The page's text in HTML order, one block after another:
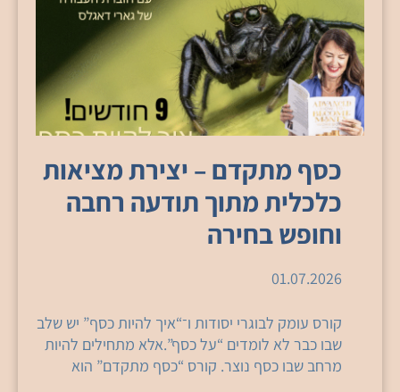
כסף מתקדם – יצירת מציאות
כלכלית מתוך תודעה רחבה
וחופש בחירה
01.07.2026
קורס עומק לבוגרי יסודות ו־“איך להיות כסף” יש שלב
שבו כבר לא לומדים “על כסף”.אלא מתחילים להיות
מרחב שבו כסף נוצר. קורס “כסף מתקדם” הוא